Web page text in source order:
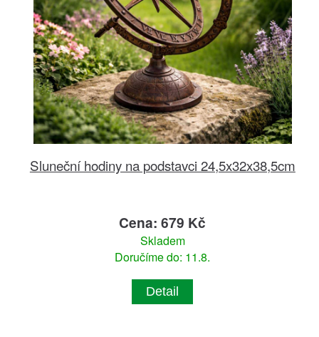
Sluneční hodiny na podstavci 24,5x32x38,5cm
Cena: 679 Kč
Skladem
Doručíme do: 11.8.
Detail